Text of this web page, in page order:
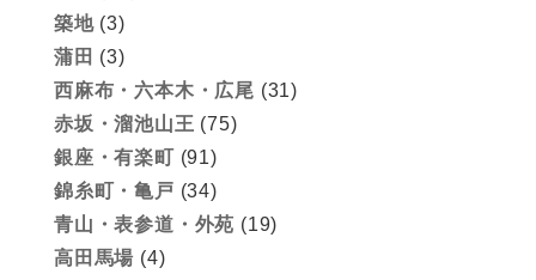
築地(3)
蒲田 (3)
西麻布・六本木・広尾 (31)
赤坂・溜池山王 (75)
銀座・有楽町 (91)
錦糸町・亀戸 (34)
青山・表参道・外苑 (19)
高田馬場 (4)